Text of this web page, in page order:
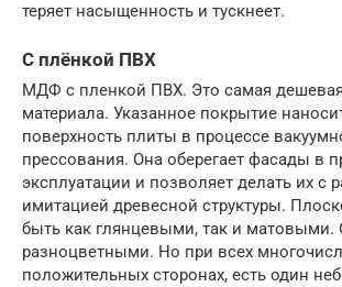
теряет насыщенность и тускнеет.
С плёнкой ПВХ
МДФ с пленкой ПВХ. Это самая
материала. Указанное покрытие
поверхность плиты в процессе
прессования. Она оберегает фасады в
эксплуатации и позволяет делать их с
имитацией древесной структуры.
быть как глянцевыми, так и
разноцветными. Но при всех
положительных сторонах, есть один